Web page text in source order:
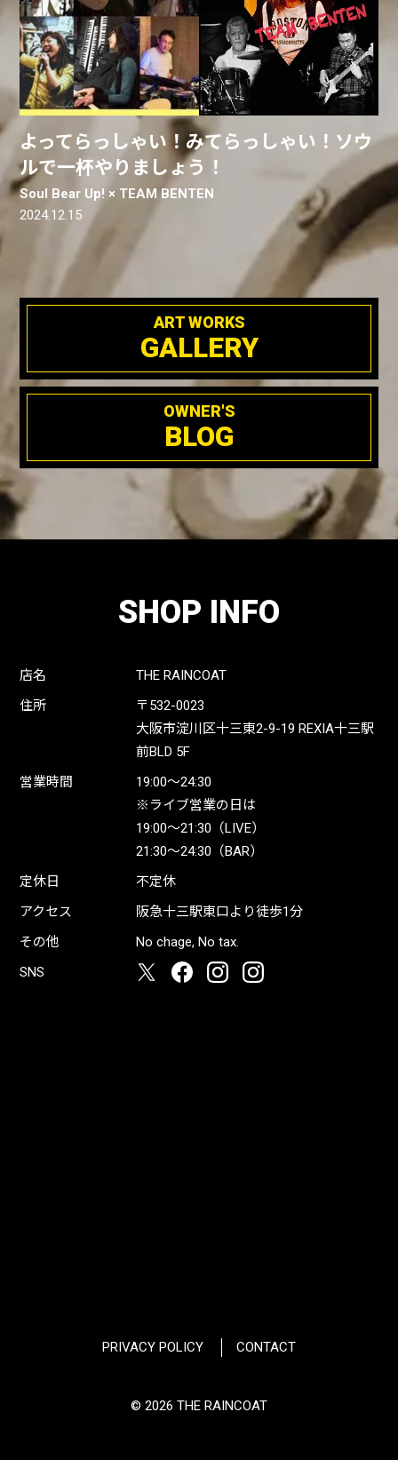
よってらっしゃい！みてらっしゃい！ソウ
ルで一杯やりましょう！
Soul Bear Up! × TEAM BENTEN
2024.12.15
ART WORKS
GALLERY
OWNER'S
BLOG
SHOP INFO
店名
THE RAINCOAT
住所
〒532-0023
大阪市淀川区十三東2-9-19 REXIA十三駅
前BLD 5F
営業時間
19:00〜24:30
※ライブ営業の日は
19:00〜21:30（LIVE）
21:30〜24:30（BAR）
定休日
不定休
アクセス
阪急十三駅東口より徒歩1分
その他
No chage, No tax.
SNS
PRIVACY POLICY CONTACT
© 2026 THE RAINCOAT